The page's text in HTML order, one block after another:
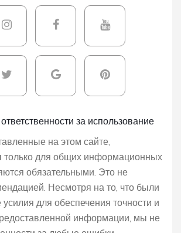
за использование
на этом сайте,
только для общих информационных
обязательными. Это не
Несмотря на то, что были
для обеспечения точности и
информации, мы не